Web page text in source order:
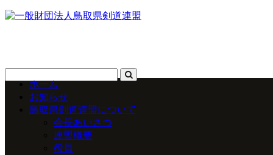
ホーム
お知らせ
鳥取県剣道連盟について
会長あいさつ
連盟概要
役員